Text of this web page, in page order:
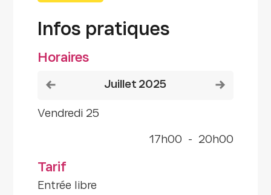
Infos pratiques
Horaires
Voir le mois précédentjuillet 2025
vendredi 25
17h00 - 20h00
Tarif
Entrée libre